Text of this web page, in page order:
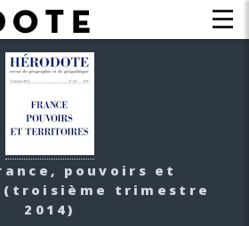
pouvoirs et
(troisième trimestre
2014)